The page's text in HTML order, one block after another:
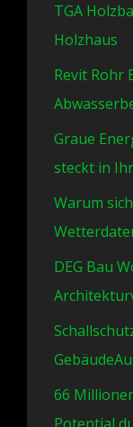
TGA
Holzhaus
Revit Rohr
Graue
steckt in
Warum
DEG Bau
66